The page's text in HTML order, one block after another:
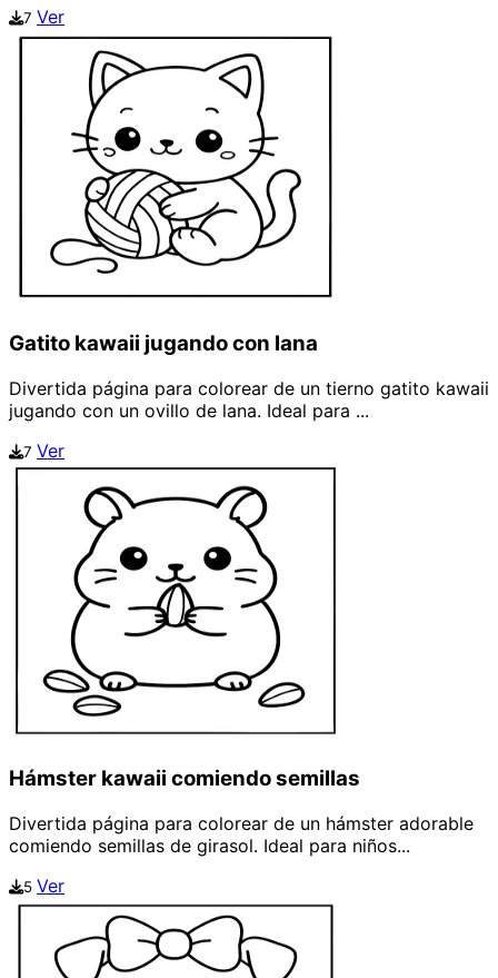
7 Ver
Gatito kawaii jugando con lana
Divertida página para colorear de un tierno gatito kawaii
jugando con un ovillo de lana. Ideal para ...
7 Ver
Hámster kawaii comiendo semillas
Divertida página para colorear de un hámster adorable
comiendo semillas de girasol. Ideal para niños...
5 Ver